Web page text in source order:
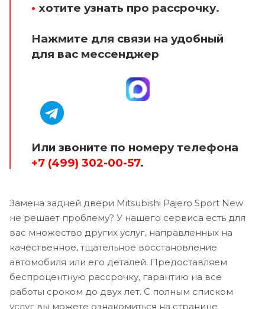
• хотите узнать про рассрочку.
Нажмите для связи на удобный
для вас мессенджер
Или звоните по номеру телефона
+7 (499) 302-00-57.
Замена задней двери Mitsubishi Pajero Sport New
не решает проблему? У нашего сервиса есть для
вас множество других услуг, направленных на
качественное, тщательное восстановление
автомобиля или его деталей. Предоставляем
беспроцентную рассрочку, гарантию на все
работы сроком до двух лет. С полным списком
услуг вы можете ознакомиться на странице